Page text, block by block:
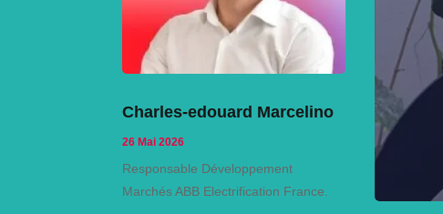
Charles-edouard Marcelino
26 Mai 2026
Responsable Développement
Marchés ABB Electrification France.